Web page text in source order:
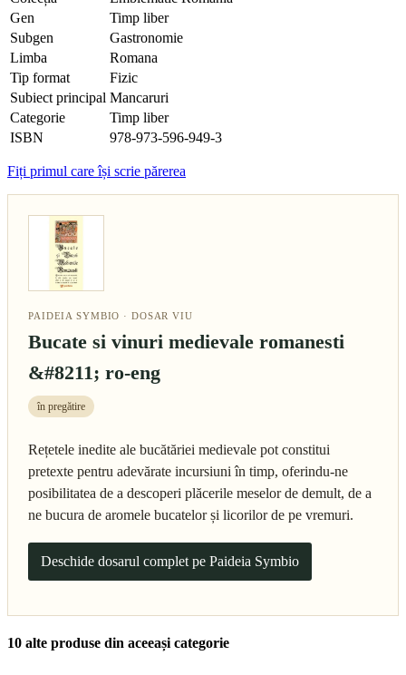
Gen
Timp liber
Subgen
Gastronomie
Limba
Romana
Tip format
Fizic
Subiect principal Mancaruri
Categorie
Timp liber
ISBN
978-973-596-949-3
Fiți primul care își scrie părerea
PAIDEIA SYMBIO · DOSAR VIU
Bucate si vinuri medievale romanesti
&#8211; ro-eng
în pregătire
Rețetele inedite ale bucătăriei medievale pot constitui
pretexte pentru adevărate incursiuni în timp, oferindu-ne
posibilitatea de a descoperi plăcerile meselor de demult, de a
ne bucura de aromele bucatelor și licorilor de pe vremuri.
Deschide dosarul complet pe Paideia Symbio
10 alte produse din aceeași categorie